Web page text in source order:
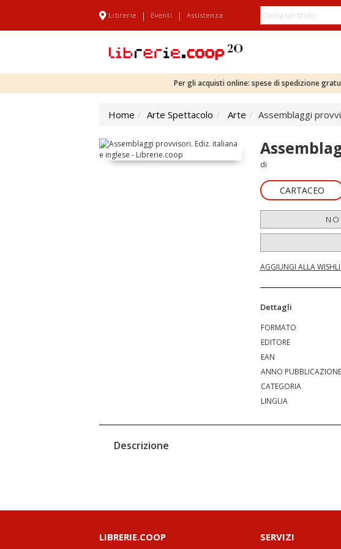
Librerie | Eventi | Assistenza
Per gli acquisti online: spese di spedizione
Home Arte Spettacolo Arte Assemblaggi
di
CARTACEO
AGGIUNGI ALLA
Dettagli
FORMATO
EDITORE
EAN
ANNO PUBBLICAZIONE
CATEGORIA
LINGUA
Descrizione
LIBRERIE.COOP SERVIZI